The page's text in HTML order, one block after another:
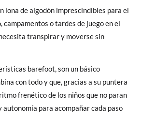
lona de algodón imprescindibles para el
campamentos o tardes de juego en el
transpirar y moverse sin
barefoot, son un básico
con todo y que, gracias a su puntera
frenético de los niños que no paran
autonomía para acompañar cada paso